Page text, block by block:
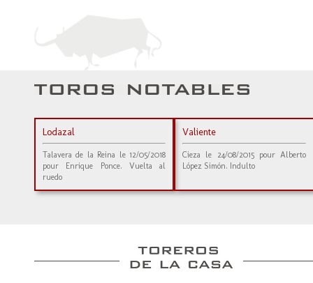
Lodazal
Talavera de la Reina le 12/05/2018
pour Enrique Ponce. Vuelta al
ruedo
Valiente
Cieza le 24/08/2015 pour Alberto
López Simón. Indulto